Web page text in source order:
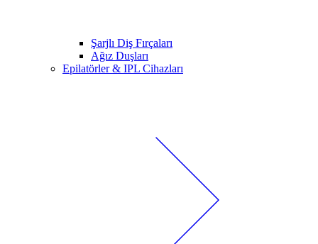
Şarjlı Diş Fırçaları
Ağız Duşları
Epilatörler & IPL Cihazları